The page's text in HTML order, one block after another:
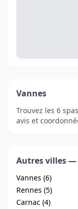
Vannes
Trouvez les 6
avis et
Autres villes —
Vannes (6)
Rennes (5)
Carnac (4)